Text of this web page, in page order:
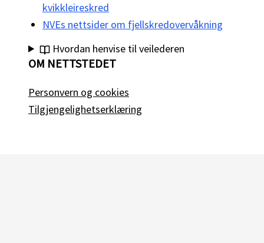
kvikkleireskred
NVEs nettsider om fjellskredovervåkning
Hvordan henvise til veilederen
OM NETTSTEDET
Personvern og cookies
Tilgjengelighetserklæring